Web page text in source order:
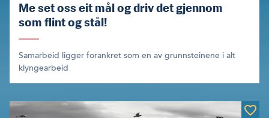
Me set oss eit mål og driv det gjennom
som flint og stål!
Samarbeid ligger forankret som en av grunnsteinene i alt
klyngearbeid